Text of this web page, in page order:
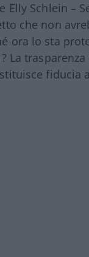
Elly Schlein –
che non
ora lo sta
La
fiducia